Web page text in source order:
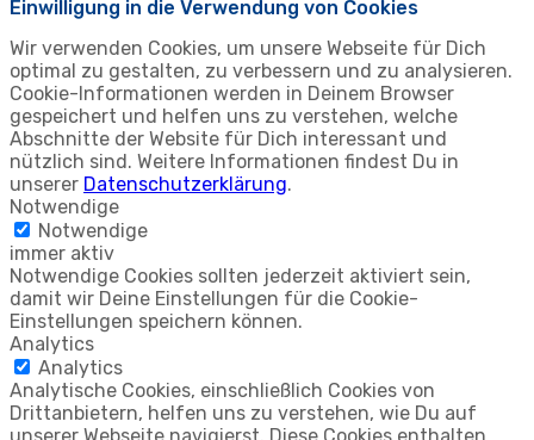
Einwilligung in die Verwendung von Cookies
Wir verwenden Cookies, um unsere Webseite für Dich
optimal zu gestalten, zu verbessern und zu analysieren.
Cookie-Informationen werden in Deinem Browser
gespeichert und helfen uns zu verstehen, welche
Abschnitte der Website für Dich interessant und
nützlich sind. Weitere Informationen findest Du in
unserer Datenschutzerklärung.
Notwendige
Notwendige
immer aktiv
Notwendige Cookies sollten jederzeit aktiviert sein,
damit wir Deine Einstellungen für die Cookie-
Einstellungen speichern können.
Analytics
Analytics
Analytische Cookies, einschließlich Cookies von
Drittanbietern, helfen uns zu verstehen, wie Du auf